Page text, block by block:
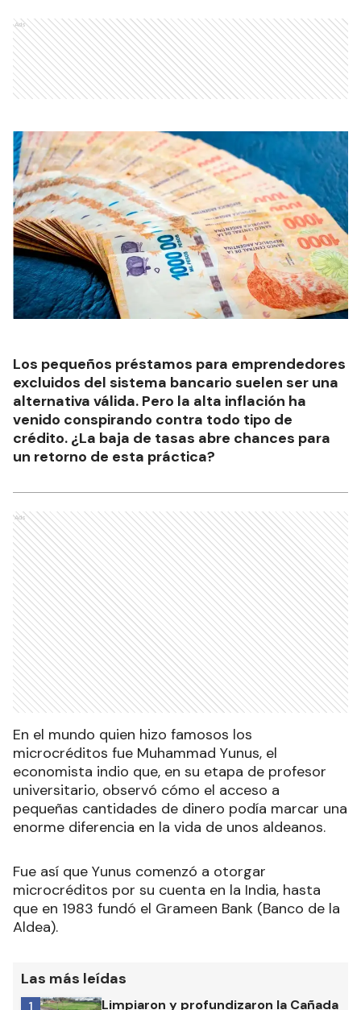
Ads
Los pequeños préstamos para emprendedores
excluidos del sistema bancario suelen ser una
alternativa válida. Pero la alta inflación ha
venido conspirando contra todo tipo de
crédito. ¿La baja de tasas abre chances para
un retorno de esta práctica?
Ads
En el mundo quien hizo famosos los
microcréditos fue Muhammad Yunus, el
economista indio que, en su etapa de profesor
universitario, observó cómo el acceso a
pequeñas cantidades de dinero podía marcar una
enorme diferencia en la vida de unos aldeanos.
Fue así que Yunus comenzó a otorgar
microcréditos por su cuenta en la India, hasta
que en 1983 fundó el Grameen Bank (Banco de la
Aldea).
Las más leídas
Limpiaron y profundizaron la Cañada